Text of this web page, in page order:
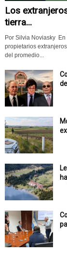
Los
tierra...
Por Silvia Noviasky
propietarios
del promedio...